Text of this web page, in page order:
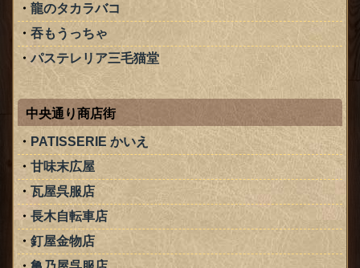
龍のタカラバコ
吞もうっちゃ
パステレリア三毛猫堂
中央通り商店街
PATISSERIE かいえ
甘味末広屋
瓦屋呉服店
長木自転車店
釘屋金物店